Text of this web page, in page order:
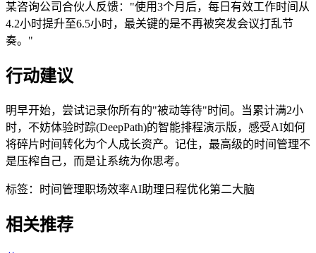
某咨询公司合伙人反馈："使用3个月后，每日有效工作时间从
4.2小时提升至6.5小时，最关键的是不再被突发会议打乱节
奏。"
行动建议
明早开始，尝试记录你所有的"被动等待"时间。当累计满2小
时，不妨体验时踪(DeepPath)的智能排程演示版，感受AI如何
将碎片时间转化为个人成长资产。记住，最高级的时间管理不
是压榨自己，而是让系统为你思考。
标签： 时间管理职场效率AI助理 日程优化第二大脑
相关推荐